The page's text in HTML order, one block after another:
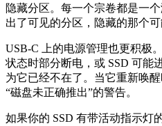
隐藏分区。每一个宗卷都是一
出了可见的分区，隐藏的那个可
USB-C 上的电源管理也更积极
状态时部分断电，或 SSD 可能
为它已经不在了。当它重新唤
“磁盘未正确推出”的警告。
如果你的 SSD 有带活动指示灯